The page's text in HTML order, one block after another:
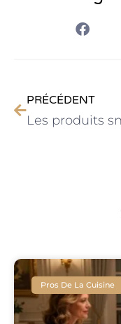
PRÉCÉDENT
Pros De La Cuisine